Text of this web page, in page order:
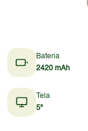
Bateria
2420 mAh
Tela
5"